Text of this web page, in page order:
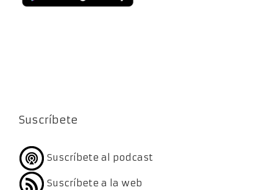
Suscríbete
Suscríbete al podcast
Suscríbete a la web